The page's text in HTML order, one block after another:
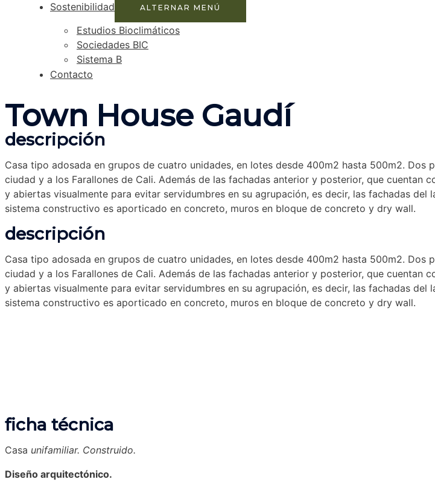
Sostenibilidad
ALTERNAR MENÚ
Estudios Bioclimáticos
Sociedades BIC
Sistema B
Contacto
Town House Gaudí
descripción
Casa tipo adosada en grupos de cuatro unidades, en lotes desde 400m2 hasta 500m2.
ciudad y a los Farallones de Cali. Además de las fachadas anterior y posterior, que cuentan
y abiertas visualmente para evitar servidumbres en su agrupación, es decir, las fachadas del
sistema constructivo es aporticado en concreto, muros en bloque de concreto y dry wall.
descripción
Casa tipo adosada en grupos de cuatro unidades, en lotes desde 400m2 hasta 500m2.
ciudad y a los Farallones de Cali. Además de las fachadas anterior y posterior, que cuentan
y abiertas visualmente para evitar servidumbres en su agrupación, es decir, las fachadas del
sistema constructivo es aporticado en concreto, muros en bloque de concreto y dry wall.
ficha técnica
Casa unifamiliar. Construido.
Diseño arquitectónico.